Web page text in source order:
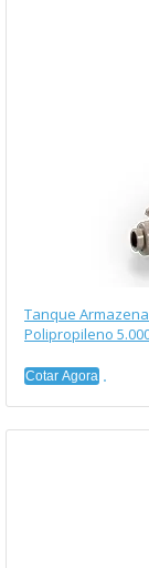
Tanque
Polipropileno
Cotar Agora